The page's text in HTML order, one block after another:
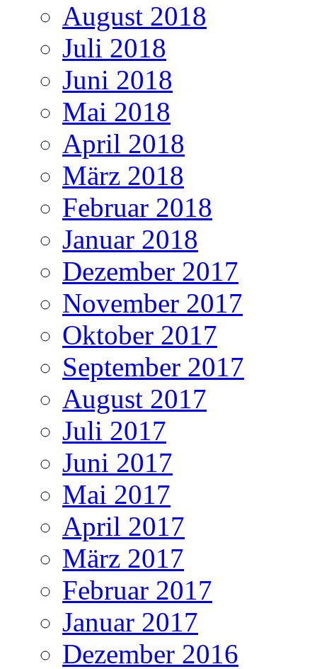
August 2018
Juli 2018
Juni 2018
Mai 2018
April 2018
März 2018
Februar 2018
Januar 2018
Dezember 2017
November 2017
Oktober 2017
September 2017
August 2017
Juli 2017
Juni 2017
Mai 2017
April 2017
März 2017
Februar 2017
Januar 2017
Dezember 2016